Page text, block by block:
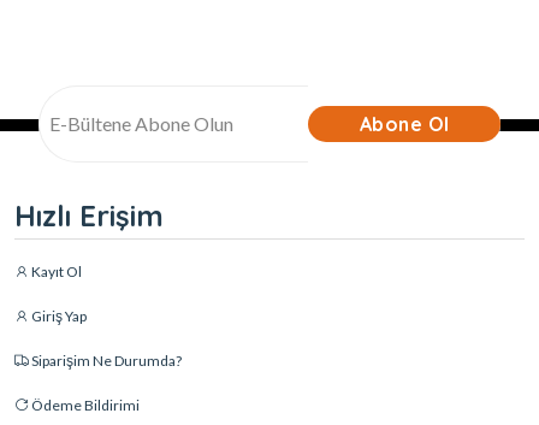
Abone Ol
Hızlı Erişim
Kayıt Ol
Giriş Yap
Siparişim Ne Durumda?
Ödeme Bildirimi